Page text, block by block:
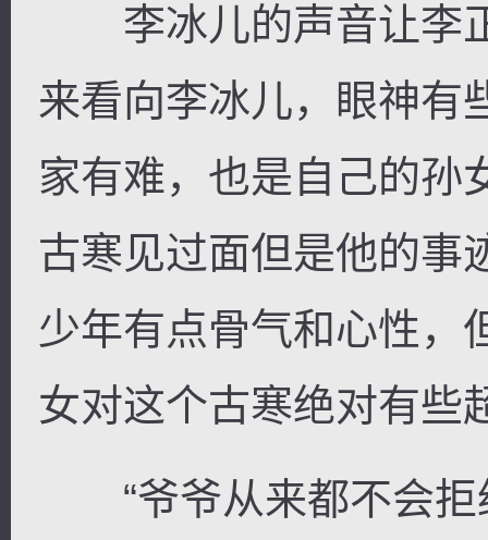
李冰儿的声音让李
来看向李冰儿，眼神有
家有难，也是自己的孙
古寒见过面但是他的事
少年有点骨气和心性，
女对这个古寒绝对有些
“爷爷从来都不会拒